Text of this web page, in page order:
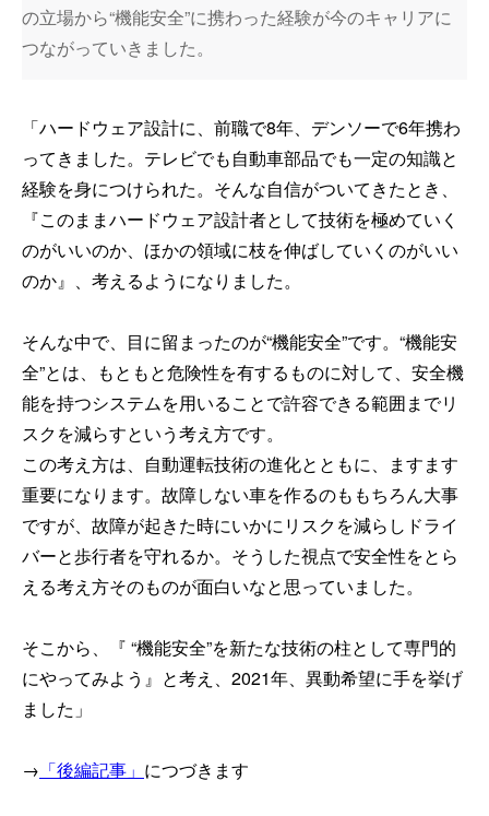
の立場から“機能安全”に携わった経験が今のキャリアに
つながっていきました。
「ハードウェア設計に、前職で8年、デンソーで6年携わ
ってきました。テレビでも自動車部品でも一定の知識と
経験を身につけられた。そんな自信がついてきたとき、
『このままハードウェア設計者として技術を極めていく
のがいいのか、ほかの領域に枝を伸ばしていくのがいい
のか』、考えるようになりました。
そんな中で、目に留まったのが“機能安全”です。“機能安
全”とは、もともと危険性を有するものに対して、安全機
能を持つシステムを用いることで許容できる範囲までリ
スクを減らすという考え方です。
この考え方は、自動運転技術の進化とともに、ますます
重要になります。故障しない車を作るのももちろん大事
ですが、故障が起きた時にいかにリスクを減らしドライ
バーと歩行者を守れるか。そうした視点で安全性をとら
える考え方そのものが面白いなと思っていました。
そこから、『 “機能安全”を新たな技術の柱として専門的
にやってみよう』と考え、2021年、異動希望に手を挙げ
ました」
→ 「後編記事」 につづきます